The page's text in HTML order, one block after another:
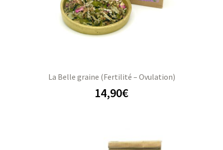
La Belle graine (Fertilité – Ovulation)
14,90€